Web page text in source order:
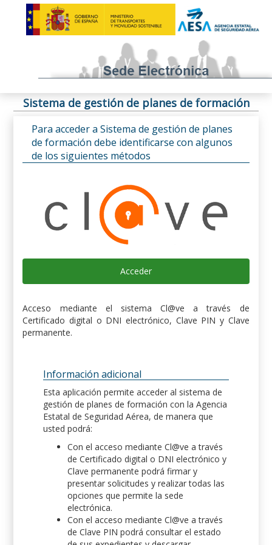
Sistema de gestión de planes de formación
Para acceder a Sistema de gestión de planes
de formación debe identificarse con algunos
de los siguientes métodos
Acceder
Acceso mediante el sistema Cl@ve a través de
Certificado digital o DNI electrónico, Clave PIN y Clave
permanente.
Información adicional
Esta aplicación permite acceder al sistema de
gestión de planes de formación con la Agencia
Estatal de Seguridad Aérea, de manera que
usted podrá:
Con el acceso mediante Cl@ve a través
de Certificado digital o DNI electrónico y
Clave permanente podrá firmar y
presentar solicitudes y realizar todas las
opciones que permite la sede
electrónica.
Con el acceso mediante Cl@ve a través
de Clave PIN podrá consultar el estado